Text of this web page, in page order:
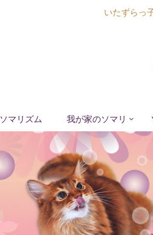
いたずらっ
ソマリズム 我が家のソマリ